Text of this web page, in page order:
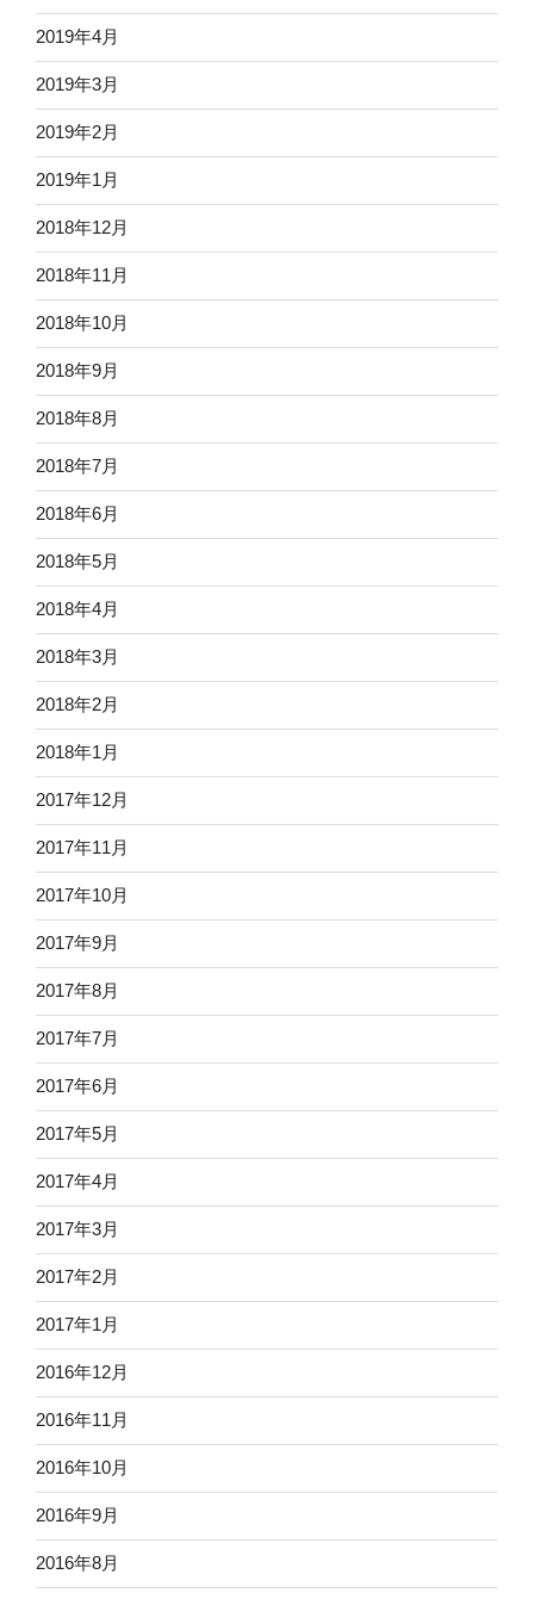
2019年4月
2019年3月
2019年2月
2019年1月
2018年12月
2018年11月
2018年10月
2018年9月
2018年8月
2018年7月
2018年6月
2018年5月
2018年4月
2018年3月
2018年2月
2018年1月
2017年12月
2017年11月
2017年10月
2017年9月
2017年8月
2017年7月
2017年6月
2017年5月
2017年4月
2017年3月
2017年2月
2017年1月
2016年12月
2016年11月
2016年10月
2016年9月
2016年8月